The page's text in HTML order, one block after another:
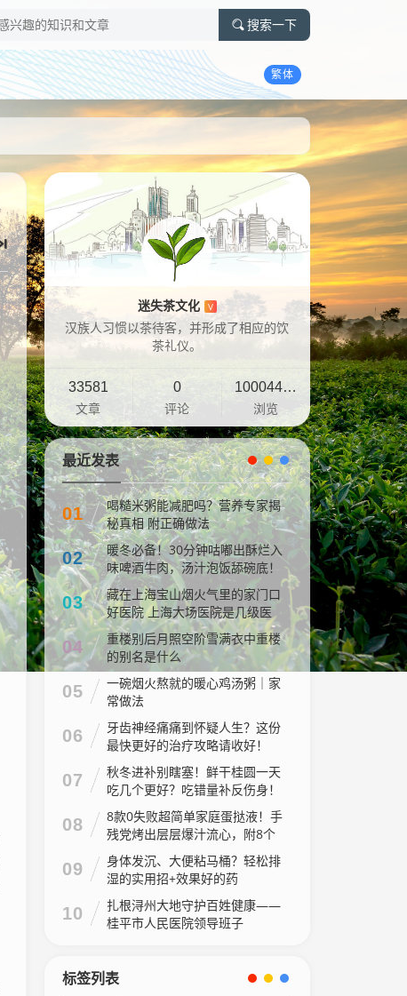
搜索一下
繁体
迷失茶文化 V
汉族人习惯以茶待客，并形成了相应的饮
茶礼仪。
33581
文章
0
评论
10004401
浏览
最近发表
01
喝糙米粥能减肥吗？营养专家揭
秘真相 附正确做法
02
暖冬必备！30分钟咕嘟出酥烂入
味啤酒牛肉，汤汁泡饭舔碗底！
03
藏在上海宝山烟火气里的家门口
好医院 上海大场医院是几级医
院
04
重楼别后月照空阶雪满衣中重楼
的别名是什么
05
一碗烟火熬就的暖心鸡汤粥｜家
常做法
06
牙齿神经痛痛到怀疑人生？这份
最快更好的治疗攻略请收好！
07
秋冬进补别瞎塞！鲜干桂圆一天
吃几个更好？吃错量补反伤身！
08
8款0失败超简单家庭蛋挞液！手
残党烤出层层爆汁流心，附8个
家庭做法视频
09
身体发沉、大便粘马桶？轻松排
湿的实用招+效果好的药
10
扎根浔州大地守护百姓健康——
桂平市人民医院领导班子
标签列表